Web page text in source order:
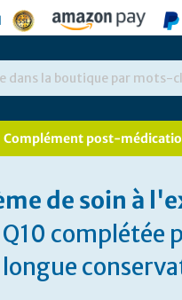
Complément post-
de soin à
complétée